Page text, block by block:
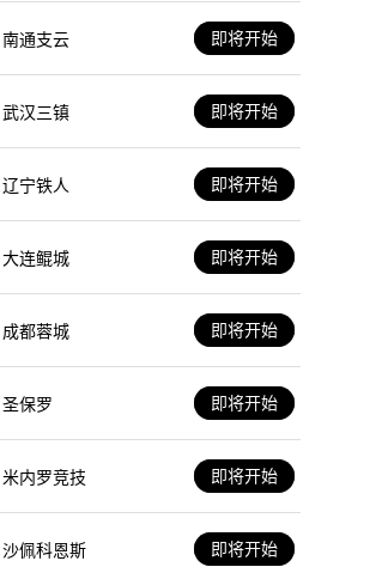
南通支云 即将开始
武汉三镇 即将开始
辽宁铁人 即将开始
大连鲲城 即将开始
成都蓉城 即将开始
圣保罗 即将开始
米内罗竞技 即将开始
沙佩科恩斯 即将开始